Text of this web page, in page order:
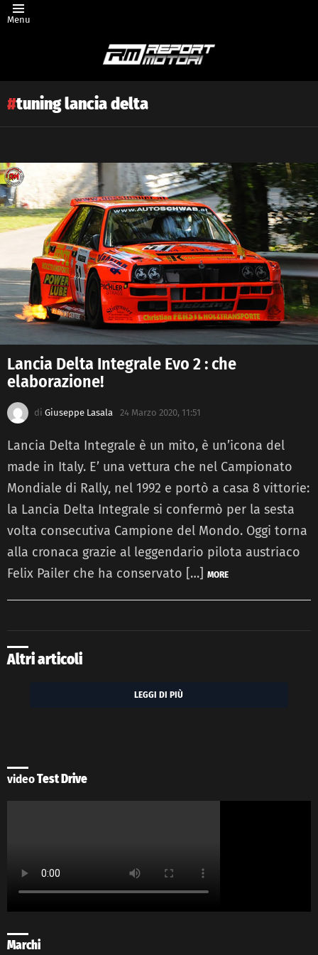
Menu
tuning lancia delta
Latest
story
Lancia Delta Integrale Evo 2 : che
elaborazione!
di Giuseppe Lasala 24 Marzo 2020, 11:51
Lancia Delta Integrale è un mito, è un’icona del
made in Italy. E’ una vettura che nel Campionato
Mondiale di Rally, nel 1992 e portò a casa 8 vittorie:
la Lancia Delta Integrale si confermò per la sesta
volta consecutiva Campione del Mondo. Oggi torna
alla cronaca grazie al leggendario pilota austriaco
Felix Pailer che ha conservato […] MORE
Altri articoli
LEGGI DI PIÙ
videoTest Drive
Marchi